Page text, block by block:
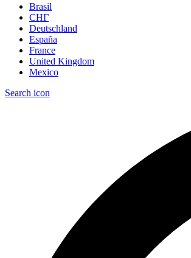
Brasil
СНГ
Deutschland
España
France
United Kingdom
Mexico
Search icon